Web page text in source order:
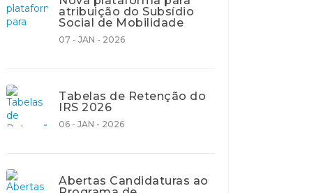
atribuição do Subsídio
Social de Mobilidade
07 - JAN - 2026
Tabelas de Retenção do
IRS 2026
06 - JAN - 2026
Abertas Candidaturas ao